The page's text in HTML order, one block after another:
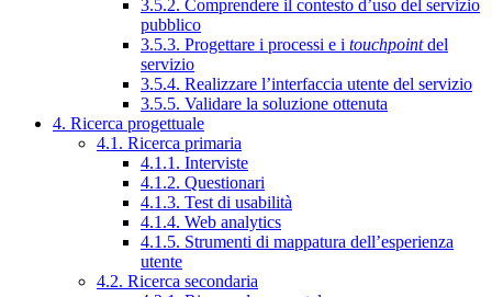
3.5.2. Comprendere il contesto d’uso del servizio
pubblico
3.5.3. Progettare i processi e i touchpointdel
servizio
3.5.4. Realizzare l’interfaccia utente del servizio
3.5.5. Validare la soluzione ottenuta
4. Ricerca progettuale
4.1. Ricerca primaria
4.1.1. Interviste
4.1.2. Questionari
4.1.3. Test di usabilità
4.1.4. Web analytics
4.1.5. Strumenti di mappatura dell’esperienza
utente
4.2. Ricerca secondaria